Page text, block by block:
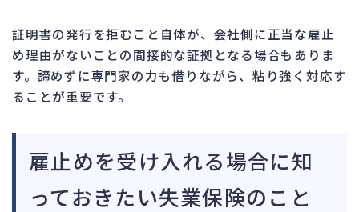
証明書の発行を拒むこと自体が、会社側に正当な雇止
め理由がないことの間接的な証拠となる場合もありま
す。諦めずに専門家の力も借りながら、粘り強く対応す
ることが重要です。
雇止めを受け入れる場合に知
っておきたい失業保険のこと